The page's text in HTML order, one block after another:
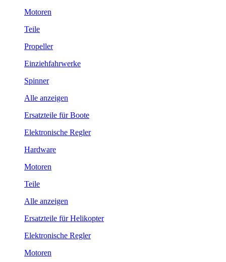
Motoren
Teile
Propeller
Einziehfahrwerke
Spinner
Alle anzeigen
Ersatzteile für Boote
Elektronische Regler
Hardware
Motoren
Teile
Alle anzeigen
Ersatzteile für Helikopter
Elektronische Regler
Motoren